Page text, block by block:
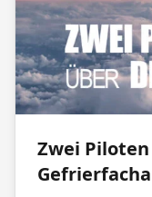
Zwei Piloten